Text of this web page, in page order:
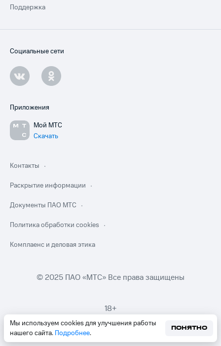
Мы используем cookies для улучшения работы
нашего сайта. Подробнее.
ПОНЯТНО
Поддержка
Социальные сети
Приложения
Мой МТС
Скачать
Контакты
Раскрытие информации
Документы ПАО МТС
Политика обработки cookies
Комплаенс и деловая этика
© 2025 ПАО «МТС» Все права защищены
18+